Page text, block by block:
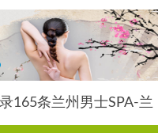
165条兰州男士SPA-兰